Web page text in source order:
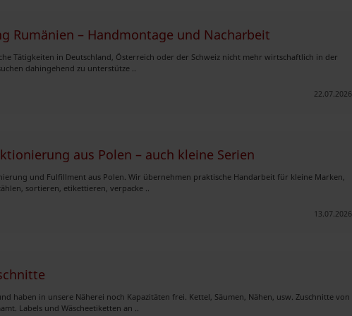
Rumänien – Handmontage und Nacharbeit
Tätigkeiten in Deutschland, Österreich oder der Schweiz nicht mehr wirtschaftlich in der
dahingehend zu unterstütze ..
22.07.2026
aus Polen – auch kleine Serien
und Fulfillment aus Polen. Wir übernehmen praktische Handarbeit für kleine Marken,
sortieren, etikettieren, verpacke ..
13.07.2026
haben in unsere Näherei noch Kapazitäten frei. Kettel, Säumen, Nähen, usw. Zuschnitte von
Labels und Wäscheetiketten an ..